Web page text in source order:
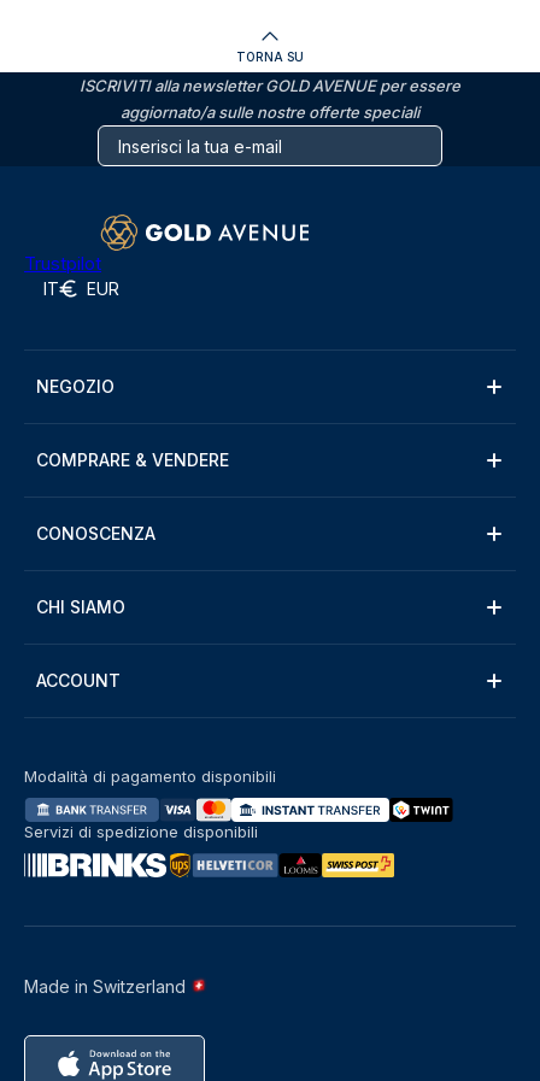
TORNA SU
ISCRIVITI alla newsletter GOLD AVENUE per essere
aggiornato/a sulle nostre offerte speciali
Trustpilot
IT EUR
NEGOZIO
COMPRARE & VENDERE
CONOSCENZA
CHI SIAMO
ACCOUNT
Made in Switzerland
Modalità di pagamento disponibili
Servizi di spedizione disponibili